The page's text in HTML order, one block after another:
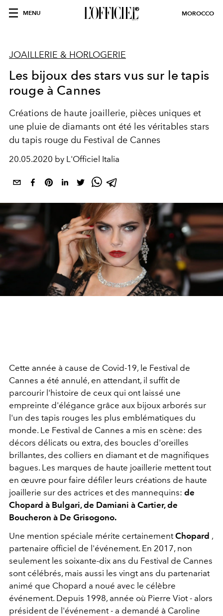
MENU MOROCCO
JOAILLERIE & HORLOGERIE
Les bijoux des stars vus sur le tapis
rouge à Cannes
Créations de haute joaillerie, pièces uniques et
une pluie de diamants ont été les véritables stars
du tapis rouge du Festival de Cannes
20.05.2020 by L'Officiel Italia
Cette année à cause de Covid-19, le Festival de
Cannes a été annulé, en attendant, il suffit de
parcourir l'histoire de ceux qui ont laissé une
empreinte d'élégance grâce aux bijoux arborés sur
l'un des tapis rouges les plus emblématiques du
monde. Le Festival de Cannes a mis en scène: des
décors délicats ou extra, des boucles d'oreilles
brillantes, des colliers en diamant et de magnifiques
bagues. Les marques de haute joaillerie mettent tout
en œuvre pour faire défiler leurs créations de haute
joaillerie sur des actrices et des mannequins: de
Chopard à Bulgari, de Damiani à Cartier, de
Boucheron à De Grisogono.
Une mention spéciale mérite certainementChopard ,
partenaire officiel de l'événement. En 2017, non
seulement les soixante-dix ans du Festival de Cannes
sont célébrés, mais aussi les vingt ans du partenariat
animé que Chopard a noué avec le célèbre
événement. Depuis 1998, année où Pierre Viot - alors
président de l'événement - a demandé à Caroline